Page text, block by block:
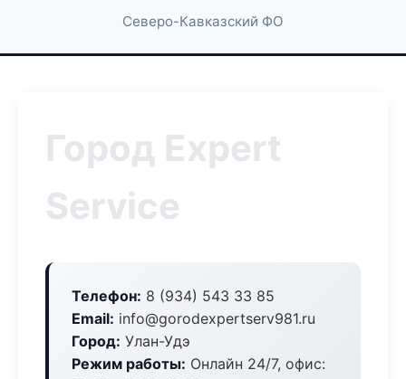
Северо-Кавказский ФО
Город Expert
Service
Телефон: 8 (934) 543 33 85
Email: info@gorodexpertserv981.ru
Город: Улан-Удэ
Режим работы: Онлайн 24/7, офис: